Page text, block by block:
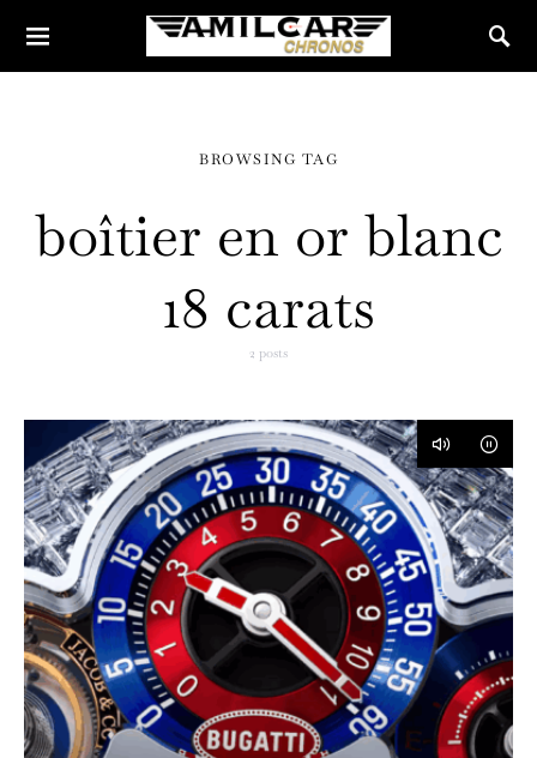
BROWSING TAG
boîtier en or blanc
18 carats
2 posts